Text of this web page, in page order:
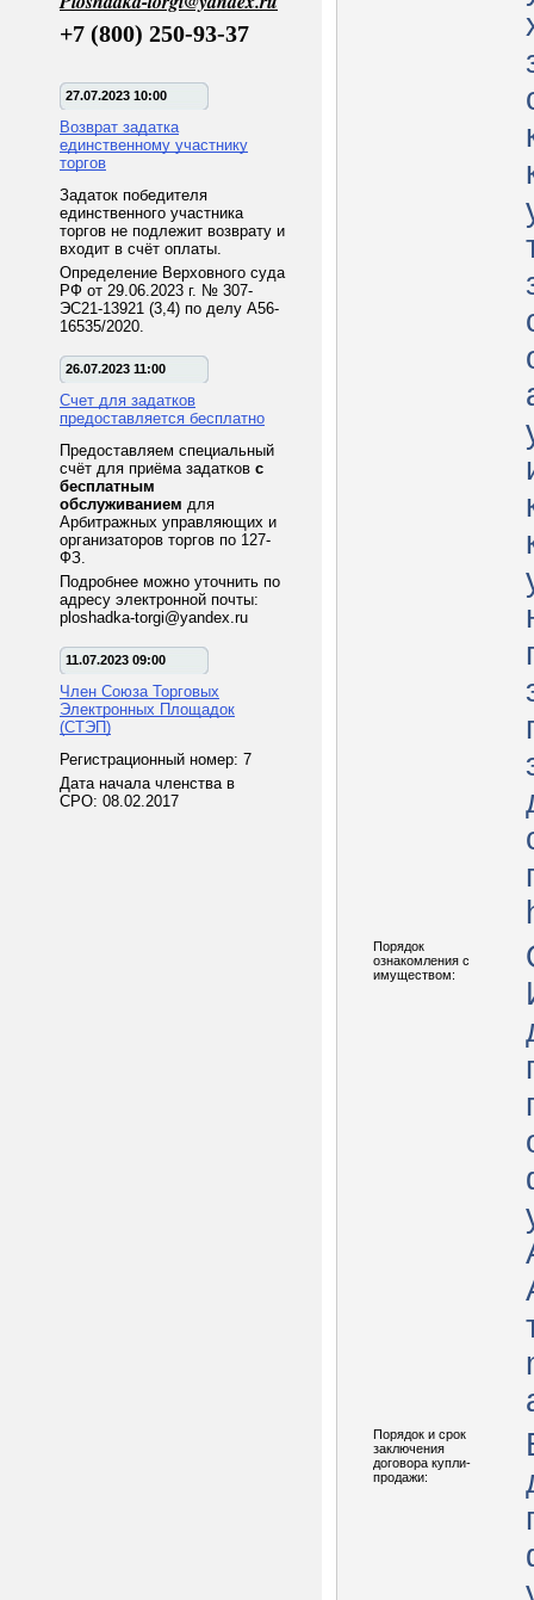
+7 (800) 250-93-37
27.07.2023 10:00
Возврат задатка
единственному участнику
торгов
Задаток победителя
единственного участника
торгов не подлежит возврату и
входит в счёт оплаты.
Определение Верховного суда
РФ от 29.06.2023 г. № 307-
ЭС21-13921 (3,4) по делу А56-
16535/2020.
26.07.2023 11:00
Счет для задатков
предоставляется бесплатно
Предоставляем специальный
счёт для приёма задатков с
бесплатным
обслуживанием для
Арбитражных управляющих и
организаторов торгов по 127-
ФЗ.
Подробнее можно уточнить по
адресу электронной почты:
ploshadka-torgi@yandex.ru
11.07.2023 09:00
Член Союза Торговых
Электронных Площадок
(СТЭП)
Регистрационный номер: 7
Дата начала членства в
СРО: 08.02.2017
Порядок
ознакомления с
имуществом:
Порядок и срок
заключения
договора купли-
продажи: